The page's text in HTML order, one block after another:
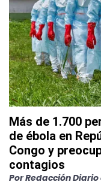
Más de 1.700
de ébola en
Congo y
contagios
PorRedacción Diario